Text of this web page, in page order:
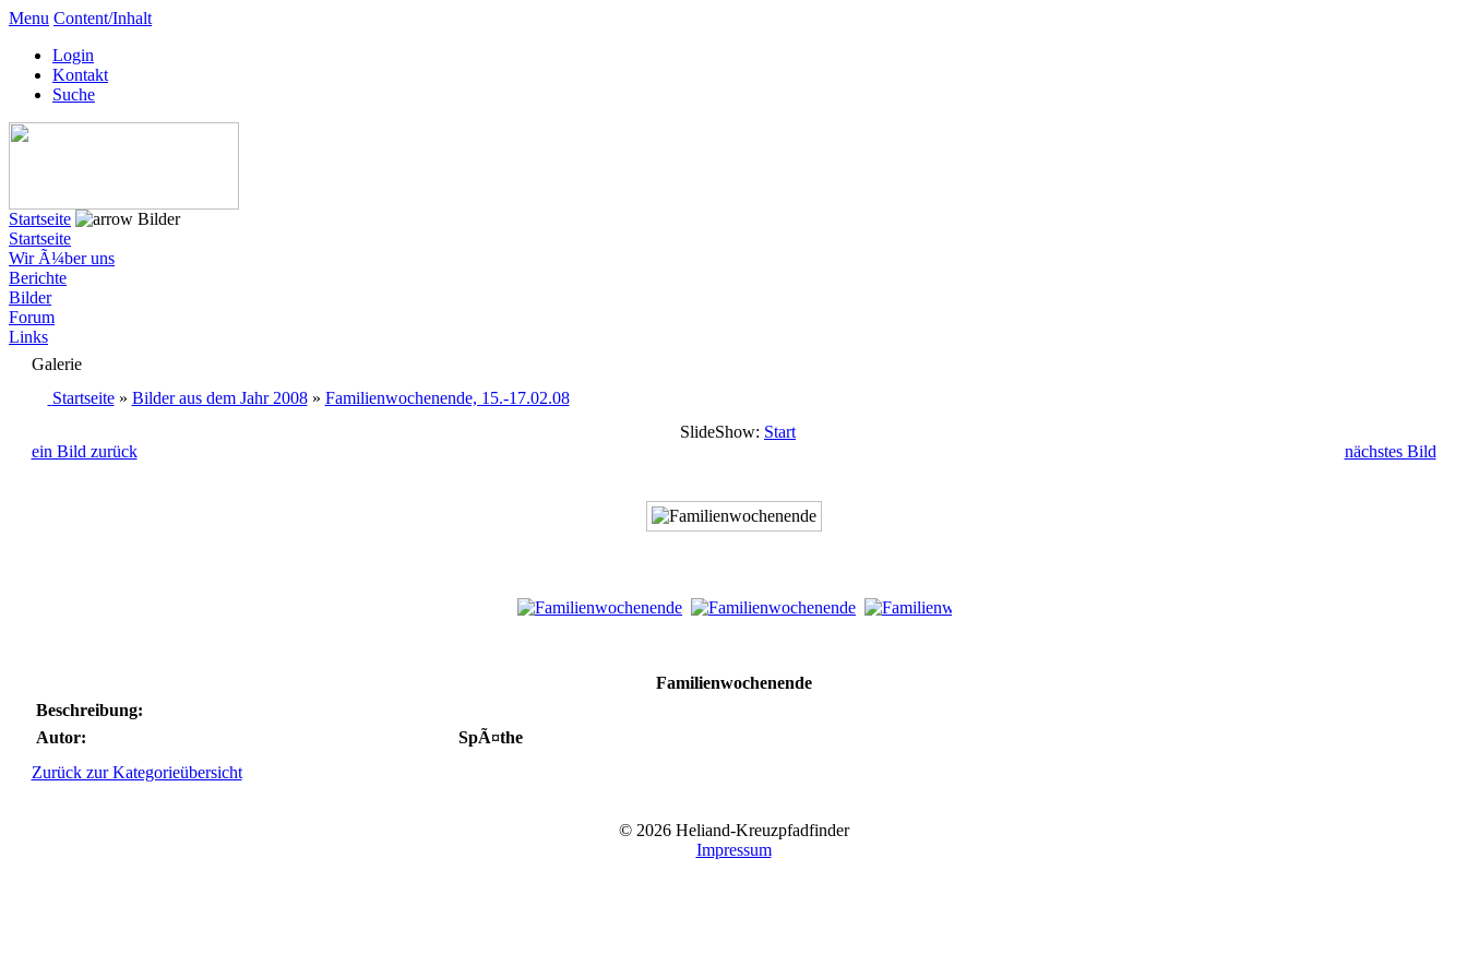
Menu Content/Inhalt
Login
Kontakt
Suche
Startseite
Bilder
Startseite
Wir Ã¼ber uns
Berichte
Bilder
Forum
Links
Galerie
Startseite» Bilder aus dem Jahr 2008» Familienwochenende, 15.-17.02.08
SlideShow: Start
ein Bild zurück
nächstes Bild
Familienwochenende
Beschreibung:
Autor:
SpÃ¤the
Zurück zur Kategorieübersicht
© 2026 Heliand-Kreuzpfadfinder
Impressum